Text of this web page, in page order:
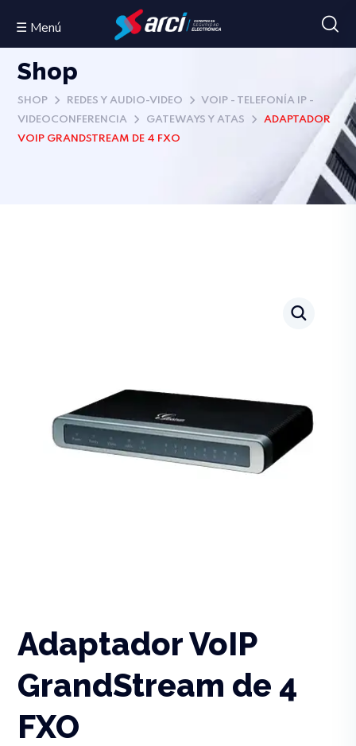
☰ Menú
Shop
SHOP REDES Y AUDIO-VIDEO
VOIP - TELEFONÍA IP -
VIDEOCONFERENCIA
GATEWAYS Y ATAS
ADAPTADOR
VOIP GRANDSTREAM DE 4 FXO
Adaptador VoIP
GrandStream de 4
FXO